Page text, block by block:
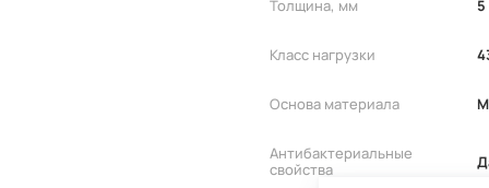
Толщина, мм 5
Класс нагрузки
Основа материала
Антибактериальные
свойства